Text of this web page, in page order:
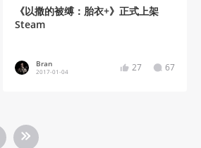
《以撒的被缚：胎衣+》正式上架
Steam
Bran
2017-01-04 27 67